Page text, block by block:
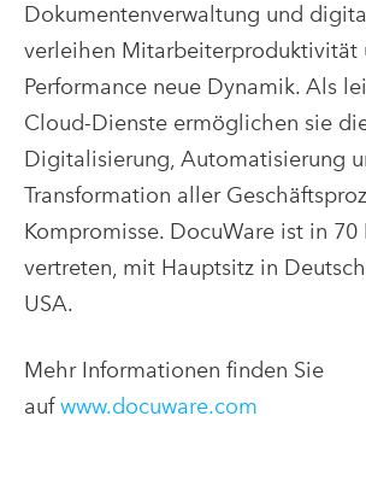
Dokumentenverwaltung und
verleihen Mitarbeiterproduktivität
Performance neue Dynamik. Als
Cloud-Dienste ermöglichen sie
Digitalisierung, Automatisierung
Transformation aller
Kompromisse. DocuWare ist in 70
vertreten, mit Hauptsitz in
USA.
Mehr Informationen finden Sie
auf www.docuware.com